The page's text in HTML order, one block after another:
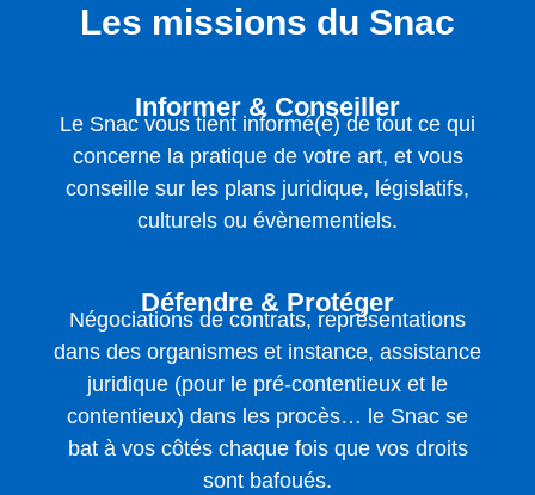
Les missions du Snac
Informer & Conseiller
Le Snac vous tient informé(e) de tout ce qui
concerne la pratique de votre art, et vous
conseille sur les plans juridique, législatifs,
culturels ou évènementiels.
Défendre & Protéger
Négociations de contrats, représentations
dans des organismes et instance, assistance
juridique (pour le pré-contentieux et le
contentieux) dans les procès… le Snac se
bat à vos côtés chaque fois que vos droits
sont bafoués.